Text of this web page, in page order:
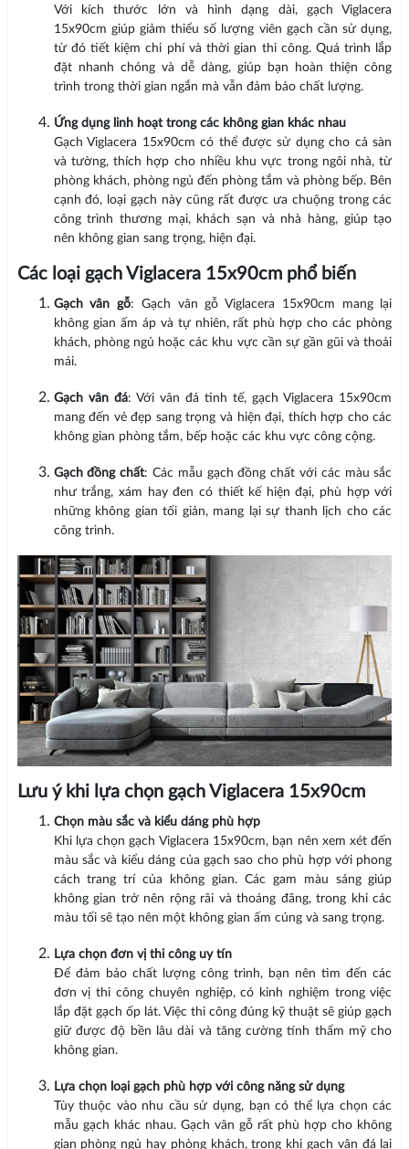
Với kích thước lớn và hình dạng dài, gạch Viglacera
15x90cm giúp giảm thiểu số lượng viên gạch cần sử dụng,
từ đó tiết kiệm chi phí và thời gian thi công. Quá trình lắp
đặt nhanh chóng và dễ dàng, giúp bạn hoàn thiện công
trình trong thời gian ngắn mà vẫn đảm bảo chất lượng.
Ứng dụng linh hoạt trong các không gian khác nhau
Gạch Viglacera 15x90cm có thể được sử dụng cho cả sàn
và tường, thích hợp cho nhiều khu vực trong ngôi nhà, từ
phòng khách, phòng ngủ đến phòng tắm và phòng bếp. Bên
cạnh đó, loại gạch này cũng rất được ưa chuộng trong các
công trình thương mại, khách sạn và nhà hàng, giúp tạo
nên không gian sang trọng, hiện đại.
Các loại gạch Viglacera 15x90cm phổ biến
Gạch vân gỗ: Gạch vân gỗ Viglacera 15x90cm mang lại
không gian ấm áp và tự nhiên, rất phù hợp cho các phòng
khách, phòng ngủ hoặc các khu vực cần sự gần gũi và thoải
mái.
Gạch vân đá: Với vân đá tinh tế, gạch Viglacera 15x90cm
mang đến vẻ đẹp sang trọng và hiện đại, thích hợp cho các
không gian phòng tắm, bếp hoặc các khu vực công cộng.
Gạch đồng chất: Các mẫu gạch đồng chất với các màu sắc
như trắng, xám hay đen có thiết kế hiện đại, phù hợp với
những không gian tối giản, mang lại sự thanh lịch cho các
công trình.
Lưu ý khi lựa chọn gạch Viglacera 15x90cm
Chọn màu sắc và kiểu dáng phù hợp
Khi lựa chọn gạch Viglacera 15x90cm, bạn nên xem xét đến
màu sắc và kiểu dáng của gạch sao cho phù hợp với phong
cách trang trí của không gian. Các gam màu sáng giúp
không gian trở nên rộng rãi và thoáng đãng, trong khi các
màu tối sẽ tạo nên một không gian ấm cúng và sang trọng.
Lựa chọn đơn vị thi công uy tín
Để đảm bảo chất lượng công trình, bạn nên tìm đến các
đơn vị thi công chuyên nghiệp, có kinh nghiệm trong việc
lắp đặt gạch ốp lát. Việc thi công đúng kỹ thuật sẽ giúp gạch
giữ được độ bền lâu dài và tăng cường tính thẩm mỹ cho
không gian.
Lựa chọn loại gạch phù hợp với công năng sử dụng
Tùy thuộc vào nhu cầu sử dụng, bạn có thể lựa chọn các
mẫu gạch khác nhau. Gạch vân gỗ rất phù hợp cho không
gian phòng ngủ hay phòng khách, trong khi gạch vân đá lại